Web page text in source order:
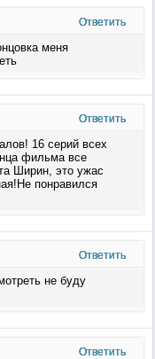
Ответить
меня
Ответить
16 серий всех
фильма все
Ширин, это ужас
понравился
Ответить
не буду
Ответить